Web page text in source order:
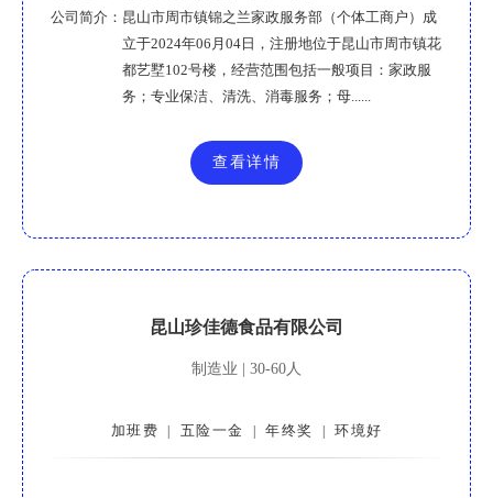
公司简介： 昆山市周市镇锦之兰家政服务部（个体工商户）成
立于2024年06月04日，注册地位于昆山市周市镇花
都艺墅102号楼，经营范围包括一般项目：家政服
务；专业保洁、清洗、消毒服务；母......
查看详情
昆山珍佳德食品有限公司
制造业 | 30-60人
加班费 五险一金 年终奖 环境好